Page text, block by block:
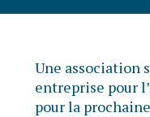
Une association
entreprise pour
pour la